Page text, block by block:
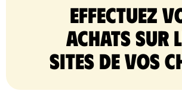
Effectuez
achats sur
sites de vos